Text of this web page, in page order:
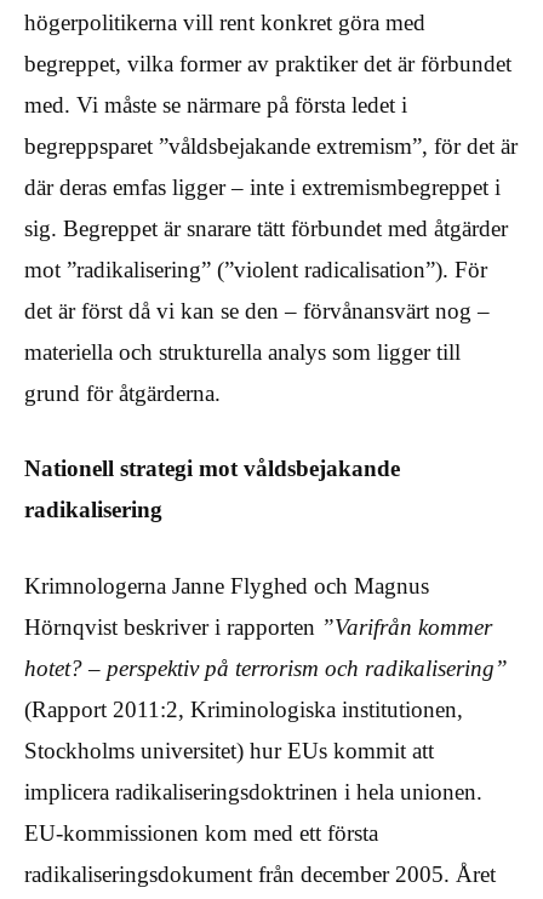
högerpolitikerna vill rent konkret göra med
begreppet, vilka former av praktiker det är förbundet
med. Vi måste se närmare på första ledet i
begreppsparet ”våldsbejakande extremism”, för det är
där deras emfas ligger – inte i extremismbegreppet i
sig. Begreppet är snarare tätt förbundet med åtgärder
mot ”radikalisering” (”violent radicalisation”). För
det är först då vi kan se den – förvånansvärt nog –
materiella och strukturella analys som ligger till
grund för åtgärderna.
Nationell strategi mot våldsbejakande
radikalisering
Krimnologerna Janne Flyghed och Magnus
Hörnqvist beskriver i rapporten ”Varifrån kommer
hotet? – perspektiv på terrorism och radikalisering”
(Rapport 2011:2, Kriminologiska institutionen,
Stockholms universitet) hur EUs kommit att
implicera radikaliseringsdoktrinen i hela unionen.
EU-kommissionen kom med ett första
radikaliseringsdokument från december 2005. Året